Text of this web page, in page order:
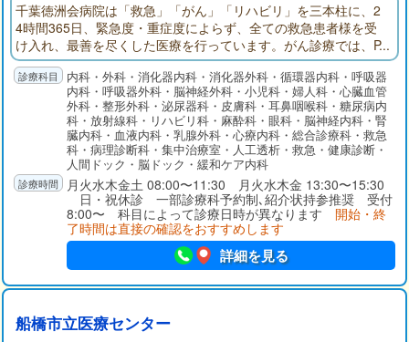
千葉徳洲会病院は「救急」「がん」「リハビリ」を三本柱に、2
4時間365日、緊急度・重症度によらず、全ての救急患者様を受
け入れ、最善を尽くした医療を行っています。がん診療では、P
ET-CTや放射線治療装置、ダ・ヴィンチなどの先端医療機器導入
のほか、28床の緩和ケア病棟を完備し、全てのがん治療を完結
できる医療体制を確立しております。リハビリテーションで
は、回復期リハビリ病棟を56床増床し、さらに多くの患者様を
受け入れ、社会復帰に向けた支援を行ってまいります。
内科・外科・消化器内科・消化器外科・循環器内科・呼吸器
内科・呼吸器外科・脳神経外科・小児科・婦人科・心臓血管
外科・整形外科・泌尿器科・皮膚科・耳鼻咽喉科・糖尿病内
科・放射線科・リハビリ科・麻酔科・眼科・脳神経内科・腎
臓内科・血液内科・乳腺外科・心療内科・総合診療科・救急
科・病理診断科・集中治療室・人工透析・救急・健康診断・
人間ドック・脳ドック・緩和ケア内科
月火水木金土 08:00〜11:30 月火水木金 13:30〜15:30
日・祝休診 一部診療科予約制､紹介状持参推奨 受付
8:00〜 科目によって診療日時が異なります 開始・終
了時間は直接の確認をおすすめします
詳細を見る
船橋市立医療センター